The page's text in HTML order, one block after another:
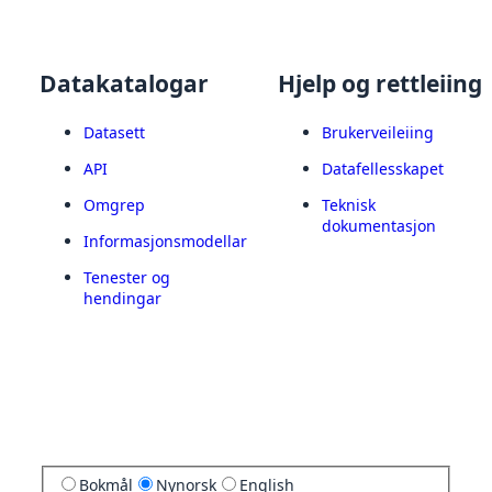
Datakatalogar
Datasett
API
Omgrep
Informasjonsmodellar
Tenester og
hendingar
Hjelp og rettleiing
Brukerveileiing
Datafellesskapet
Teknisk
dokumentasjon
Bokmål Nynorsk English